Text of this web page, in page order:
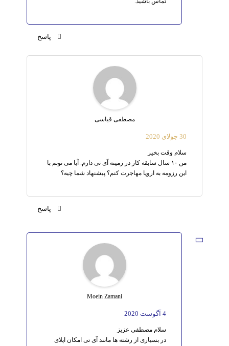
پاسخ
مصطفی قیاسی
30 جولای 2020
سلام وقت بخیر
من ۱۰ سال سابقه کار در زمینه آی تی دارم. آیا می تونم با
این رزومه به اروپا مهاجرت کنم؟ پیشنهاد شما چیه؟
پاسخ
Moein Zamani
4 آگوست 2020
سلام مصطفی عزیز
در بسیاری از رشته ها مانند آی تی امکان اپلای